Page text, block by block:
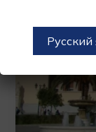
Русский